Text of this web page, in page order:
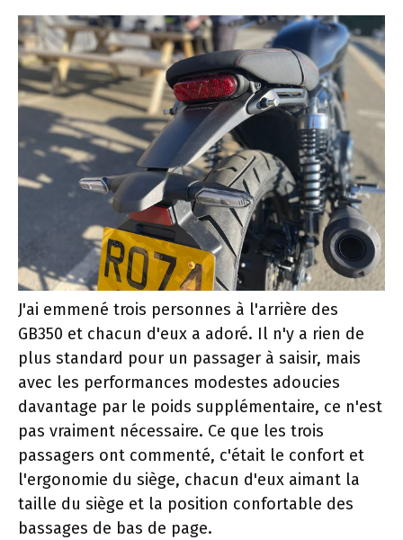
J'ai emmené trois personnes à l'arrière des
GB350 et chacun d'eux a adoré. Il n'y a rien de
plus standard pour un passager à saisir, mais
avec les performances modestes adoucies
davantage par le poids supplémentaire, ce n'est
pas vraiment nécessaire. Ce que les trois
passagers ont commenté, c'était le confort et
l'ergonomie du siège, chacun d'eux aimant la
taille du siège et la position confortable des
bassages de bas de page.